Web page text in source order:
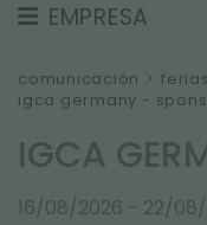
MÁS RESULTADOS
EMPRESA
SOBRE NOSOTROS
EQUIPO
TRABAJA CON
SOSTENIBILIDAD
comunicación >
igca germany -
IGCA
16/08/2026 - 22/